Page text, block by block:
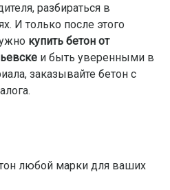
разбираться в
И только после этого
купить бетон от
и быть уверенными в
заказывайте бетон с
любой марки для ваших